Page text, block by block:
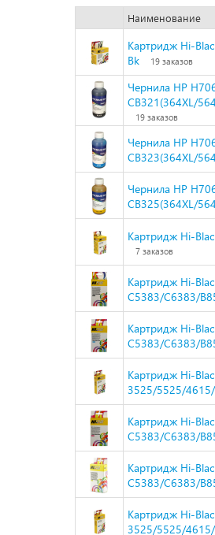
Наименование
Картридж Hi-
Bk
19 заказов
Чернила HP
CB321(364XL/
19 заказов
Чернила HP
CB323(364XL/
Чернила HP
CB325(364XL/
Картридж Hi-
7 заказов
Картридж Hi-
C5383/C6383/
Картридж Hi-
C5383/C6383/
Картридж Hi-
3525/5525/
Картридж Hi-
C5383/C6383/
Картридж Hi-
C5383/C6383/
Картридж Hi-
3525/5525/